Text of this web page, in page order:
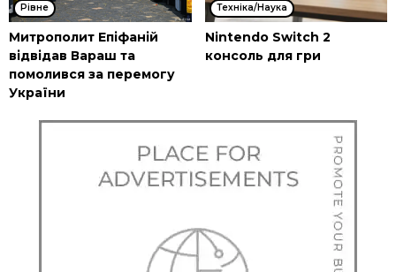
Рівне
Митрополит Епіфаній
відвідав Вараш та
помолився за перемогу
України
Техніка/Наука
Nintendo Switch 2
консоль для гри